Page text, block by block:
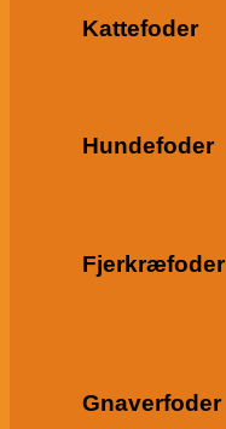
Kattefoder
Hundefoder
Fjerkræfoder
Gnaverfoder